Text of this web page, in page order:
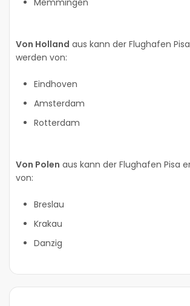
Memmingen
Von Holland aus kann der Flughafen
werden von:
Eindhoven
Amsterdam
Rotterdam
Von Polen aus kann der Flughafen Pisa
von:
Breslau
Krakau
Danzig